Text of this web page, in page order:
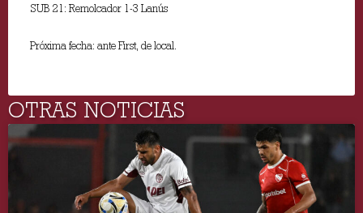
SUB 21: Remolcador 1-3 Lanús
Próxima fecha: ante First, de local.
OTRAS NOTICIAS